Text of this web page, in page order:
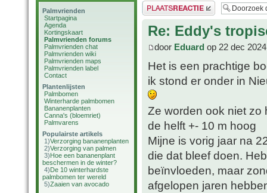
Palmvrienden
Startpagina
Agenda
Kortingskaart
Palmvrienden forums
Palmvrienden chat
Palmvrienden wiki
Palmvrienden maps
Palmvrienden label
Contact
Plantenlijsten
Palmbomen
Winterharde palmbomen
Bananenplanten
Canna's (bloemriet)
Palmvarens
Populairste artikels
1)Verzorging bananenplanten
2)Verzorging van palmen
3)Hoe een bananenplant
beschermen in de winter?
4)De 10 winterhardste
palmbomen ter wereld
5)Zaaien van avocado
Plaats een reactie
Re: Eddy's
door Eduard op 22 dec
Het is een prachtige
ik stond er onder in
Ze worden ook niet zo
de helft +- 10 m hoog
Mijne is vorig jaar na
die dat bleef doen.
beïnvloeden, maar
afgelopen jaren